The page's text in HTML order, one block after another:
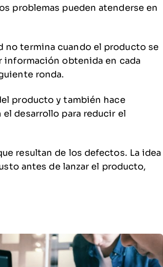
problemas pueden atenderse en
no termina cuando el producto se
información obtenida en cada
ronda.
producto y también hace
desarrollo para reducir el
resultan de los defectos. La idea
antes de lanzar el producto,